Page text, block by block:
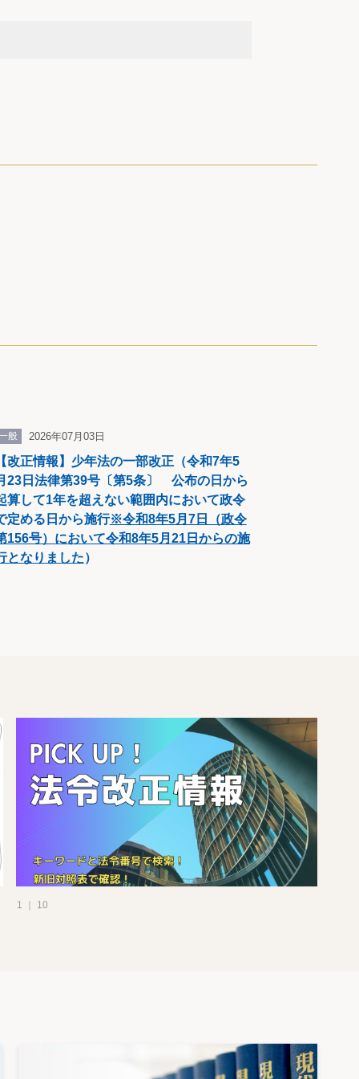
般 2026年07月03日
改正情報】少年法の一部改正（令和7年5
23日法律第39号〔第5条〕 公布の日から
算して1年を超えない範囲内において政令
定める日から施行※令和8年5月7日（政令
156号）において令和8年5月21日からの施
となりました）
1 ｜ 10